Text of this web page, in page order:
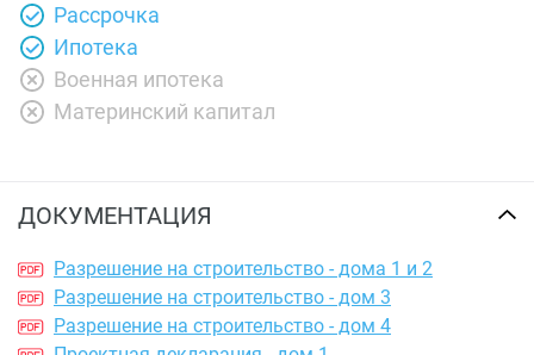
Рассрочка
Ипотека
Военная ипотека
Материнский капитал
ДОКУМЕНТАЦИЯ
Разрешение на строительство - дома 1 и 2
Разрешение на строительство - дом 3
Разрешение на строительство - дом 4